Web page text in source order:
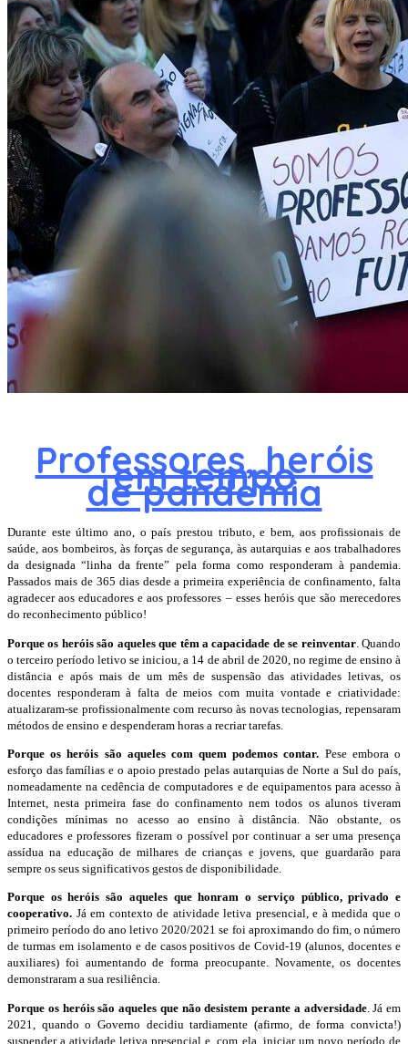
Professores, heróis
em tempo
de pandemia
Durante este último ano, o país prestou tributo, e bem, aos profissionais de
saúde, aos bombeiros, às forças de segurança, às autarquias e aos trabalhadores
da designada “linha da frente” pela forma como responderam à pandemia.
Passados mais de 365 dias desde a primeira experiência de confinamento, falta
agradecer aos educadores e aos professores – esses heróis que são merecedores
do reconhecimento público!
Porque os heróis são aqueles que têm a capacidade de se reinventar. Quando
o terceiro período letivo se iniciou, a 14 de abril de 2020, no regime de ensino à
distância e após mais de um mês de suspensão das atividades letivas, os
docentes responderam à falta de meios com muita vontade e criatividade:
atualizaram-se profissionalmente com recurso às novas tecnologias, repensaram
métodos de ensino e despenderam horas a recriar tarefas.
Porque os heróis são aqueles com quem podemos contar. Pese embora o
esforço das famílias e o apoio prestado pelas autarquias de Norte a Sul do país,
nomeadamente na cedência de computadores e de equipamentos para acesso à
Internet, nesta primeira fase do confinamento nem todos os alunos tiveram
condições mínimas no acesso ao ensino à distância. Não obstante, os
educadores e professores fizeram o possível por continuar a ser uma presença
assídua na educação de milhares de crianças e jovens, que guardarão para
sempre os seus significativos gestos de disponibilidade.
Porque os heróis são aqueles que honram o serviço público, privado e
cooperativo. Já em contexto de atividade letiva presencial, e à medida que o
primeiro período do ano letivo 2020/2021 se foi aproximando do fim, o número
de turmas em isolamento e de casos positivos de Covid-19 (alunos, docentes e
auxiliares) foi aumentando de forma preocupante. Novamente, os docentes
demonstraram a sua resiliência.
Porque os heróis são aqueles que não desistem perante a adversidade. Já em
2021, quando o Governo decidiu tardiamente (afirmo, de forma convicta!)
suspender a atividade letiva presencial e, com ela, iniciar um novo período de